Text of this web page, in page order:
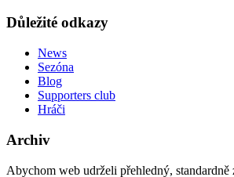
Důležité odkazy
News
Sezóna
Blog
Supporters club
Hráči
Archiv
Abychom web udrželi přehledný, standardně